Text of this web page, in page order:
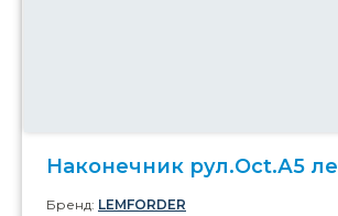
Наконечник рул.Oct.А5
Бренд: LEMFORDER